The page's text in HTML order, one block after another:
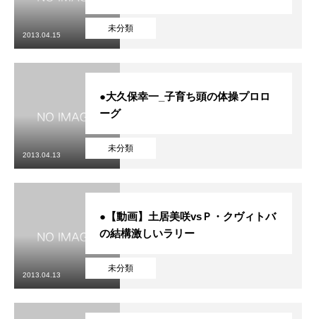
未分類
2013.04.15
未分類
●大久保幸一_子育ち頭の体操プロロ
ーグ
2013.04.13
未分類
●【動画】土居美咲vsＰ・クヴィトバ
の結構激しいラリー
2013.04.13